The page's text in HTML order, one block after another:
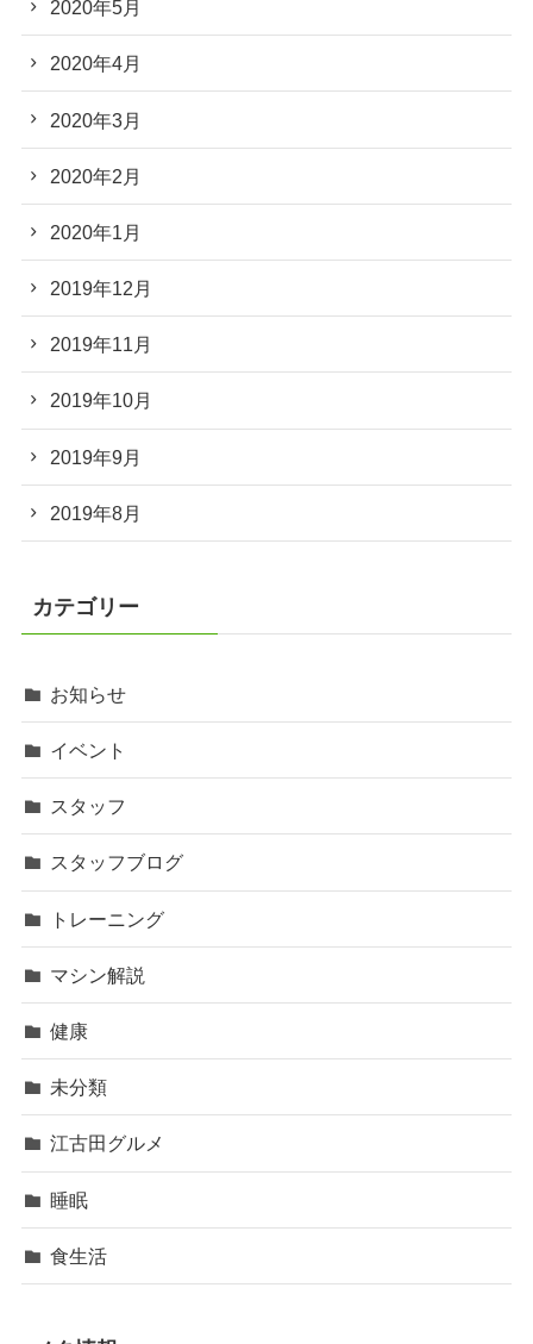
2020年5月
2020年4月
2020年3月
2020年2月
2020年1月
2019年12月
2019年11月
2019年10月
2019年9月
2019年8月
カテゴリー
お知らせ
イベント
スタッフ
スタッフブログ
トレーニング
マシン解説
健康
未分類
江古田グルメ
睡眠
食生活